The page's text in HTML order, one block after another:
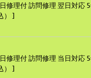
日修理付 訪問修理 翌日対応
） ]
日修理付 訪問修理 当日対応
） ]